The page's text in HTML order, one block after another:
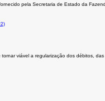
pela Secretaria de Estado da
viável a regularização dos débitos,